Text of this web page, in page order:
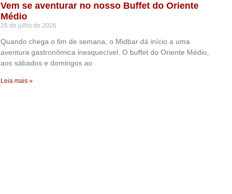
Vem se aventurar no nosso Buffet do Oriente
Médio
26 de julho de 2026
Quando chega o fim de semana, o Midbar dá início a uma
aventura gastronômica inesquecível. O buffet do Oriente Médio,
aos sábados e domingos ao
Leia mais »